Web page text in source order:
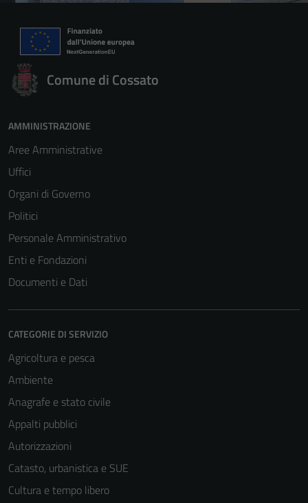
Comune di Cossato
AMMINISTRAZIONE
Aree Amministrative
Uffici
Organi di Governo
Politici
Personale Amministrativo
Enti e Fondazioni
Documenti e Dati
CATEGORIE DI SERVIZIO
Agricoltura e pesca
Ambiente
Anagrafe e stato civile
Appalti pubblici
Autorizzazioni
Catasto, urbanistica e SUE
Cultura e tempo libero